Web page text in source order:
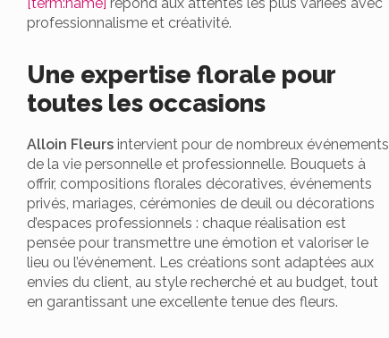
professionnalisme et créativité.
Une expertise florale pour
toutes les occasions
Alloin Fleurs intervient pour de nombreux événements
de la vie personnelle et professionnelle. Bouquets à
offrir, compositions florales décoratives, événements
privés, mariages, cérémonies de deuil ou décorations
d’espaces professionnels : chaque réalisation est
pensée pour transmettre une émotion et valoriser le
lieu ou l’événement. Les créations sont adaptées aux
envies du client, au style recherché et au budget, tout
en garantissant une excellente tenue des fleurs.